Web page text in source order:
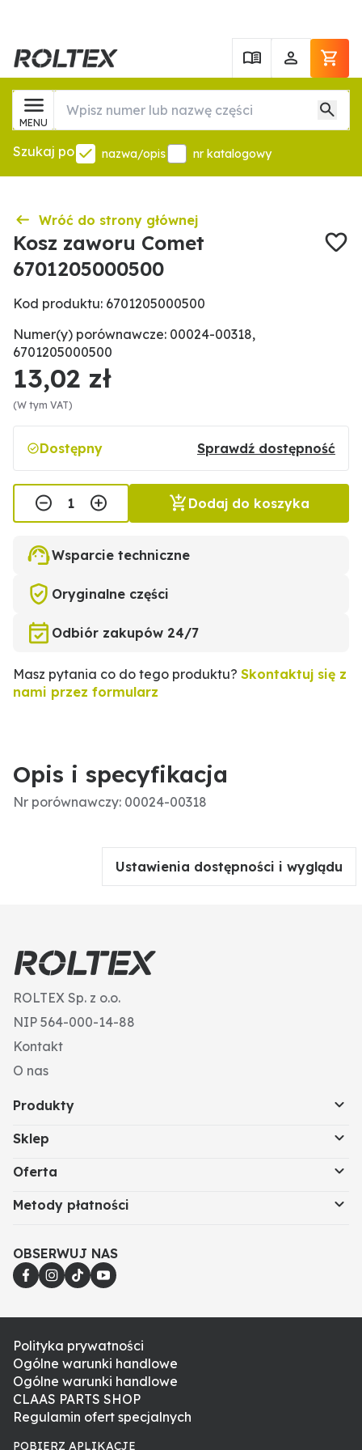
MENU
Szukaj po nazwa/opis nr katalogowy
Wróć do strony głównej
Kosz zaworu Comet
6701205000500
Kod produktu: 6701205000500
Numer(y) porównawcze: 00024-00318,
6701205000500
13,02 zł
(W tym VAT)
Dostępny Sprawdź dostępność
Dodaj do koszyka
Wsparcie techniczne
Oryginalne części
Odbiór zakupów 24/7
Masz pytania co do tego produktu? Skontaktuj się z
nami przez formularz
Opis i specyfikacja
Nr porównawczy: 00024-00318
Ustawienia dostępności i wyglądu
ROLTEX Sp. z o.o.
NIP 564-000-14-88
Kontakt
O nas
Produkty
Sklep
Oferta
Metody płatności
OBSERWUJ NAS
Polityka prywatności
Ogólne warunki handlowe
Ogólne warunki handlowe
CLAAS PARTS SHOP
Regulamin ofert specjalnych
POBIERZ APLIKACJE